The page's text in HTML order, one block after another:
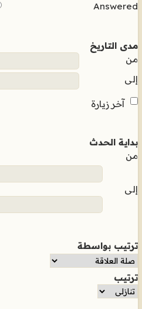
Answered
مدى التاريخ
من
إلى
آخر زيارة
بداية الحدث
من
إلى
ترتيب بواسطة
ترتيب